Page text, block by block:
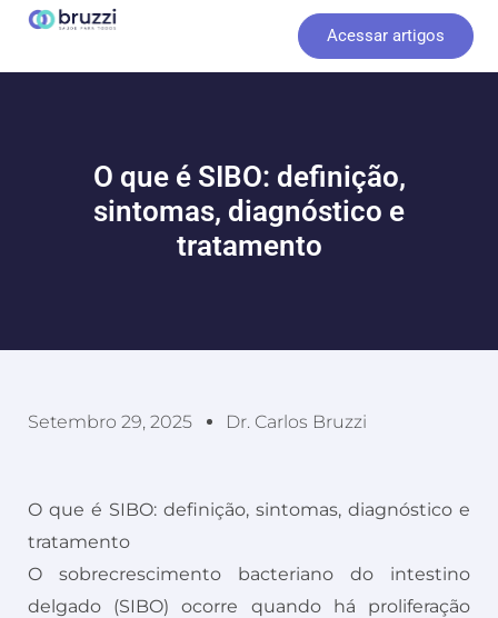
o
Acessar artigos
O que é SIBO: definição,
sintomas, diagnóstico e
tratamento
Setembro 29, 2025 Dr. Carlos Bruzzi
O que é SIBO: definição, sintomas, diagnóstico e
tratamento
O sobrecrescimento bacteriano do intestino
delgado (SIBO) ocorre quando há proliferação